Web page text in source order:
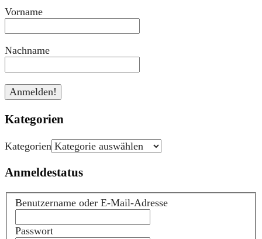
Vorname
Nachname
Kategorien
Kategorien
Anmeldestatus
Benutzername oder E-Mail-Adresse
Passwort